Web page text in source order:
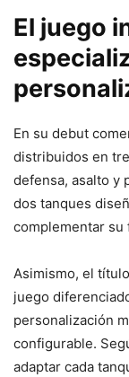
El juego
En su debut
distribuidos en
defensa, asalto y
dos tanques
complementar su
Asimismo, el
juego
personalización
configurable.
adaptar cada